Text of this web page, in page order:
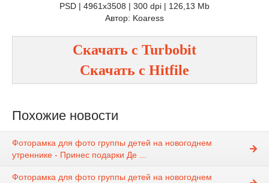
PSD | 4961x3508 | 300 dpi | 126,13 Mb
Автор: Koaress
Скачать с Turbobit
Скачать с Hitfile
Похожие новости
Фоторамка для фото группы детей на новогоднем
утреннике - Принес подарки Де ...
Фоторамка для фото группы детей на новогоднем